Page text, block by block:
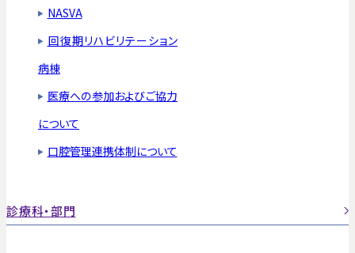
NASVA
回復期リハビリテーション
病棟
医療への参加およびご協力
について
口腔管理連携体制について
診療科・部門